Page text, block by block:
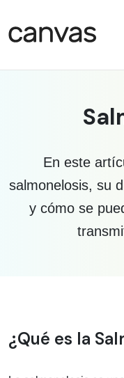
En este
salmonelosis, su
y cómo se
Información
¿Qué es la